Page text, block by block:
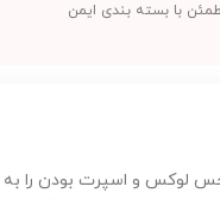
با بسته بندی ایمن
لوکس و اسپرت بودن را